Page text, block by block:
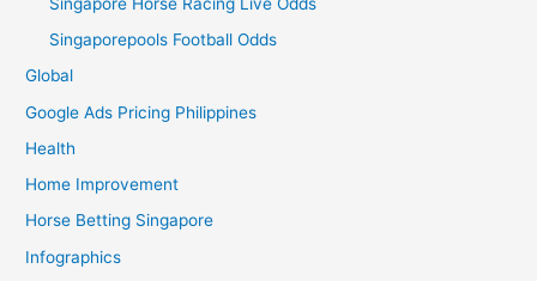
Singaporepools Football Odds
Global
Google Ads Pricing Philippines
Health
Home Improvement
Horse Betting Singapore
Infographics